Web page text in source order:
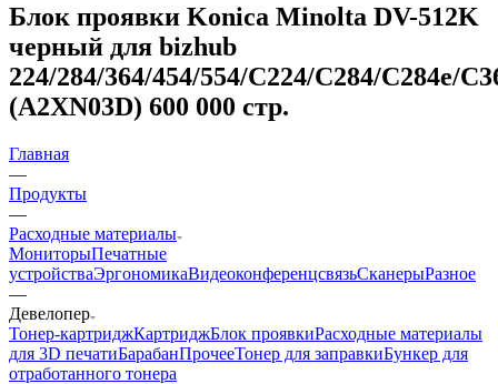
Блок проявки Konica Minolta DV-512K
черный для bizhub
224/284/364/454/554/C224/C284/C284e/
(A2XN03D) 600 000 стр.
Главная
—
Продукты
—
Расходные материалы
МониторыПечатные
устройстваЭргономикаВидеоконференцсвязьСканерыРазное
—
Девелопер
Тонер-картриджКартриджБлок проявкиРасходные материалы
для 3D печатиБарабанПрочееТонер для заправкиБункер для
отработанного тонера